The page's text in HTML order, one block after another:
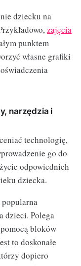
dziecku na
zajęcia
punktem
własne grafiki
narzędzia i
technologię,
go do
odpowiednich
dziecka.
popularna
dzieci. Polega
bloków
to doskonałe
dopiero